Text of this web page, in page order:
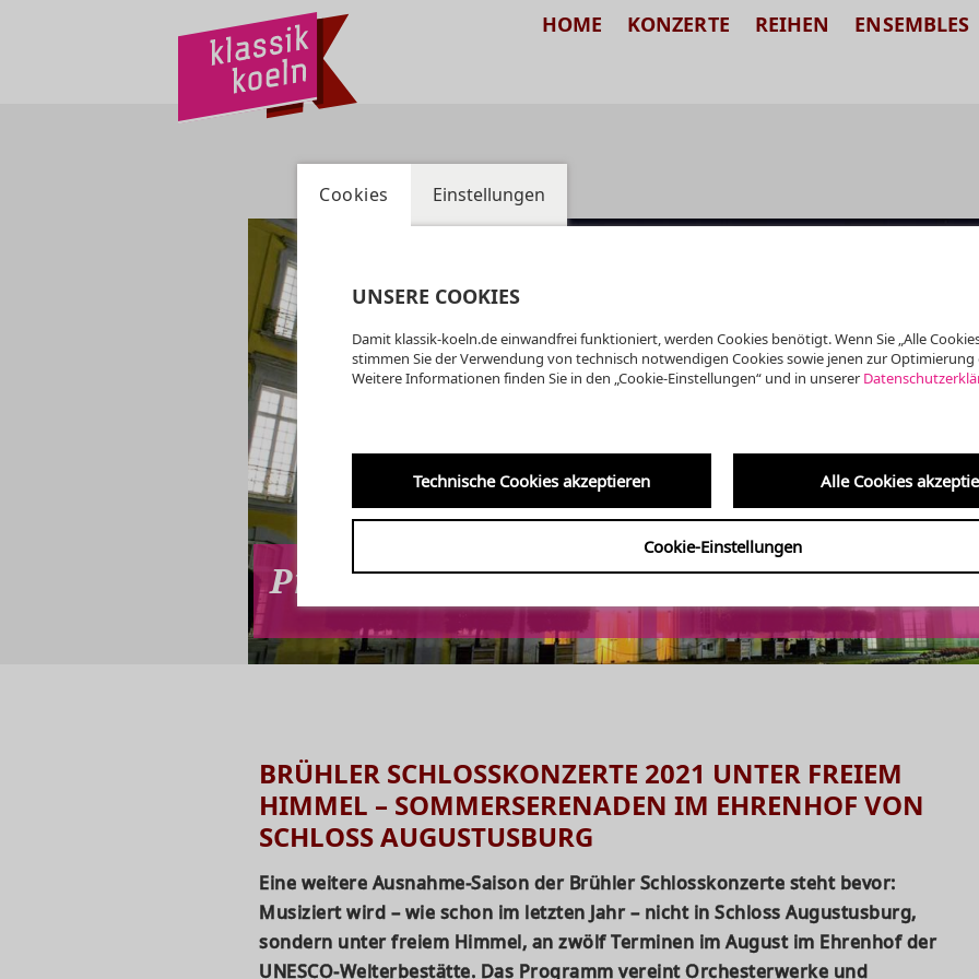
HOME KONZERTE REIHEN ENSEMBLES
Programm der Brühler Schlosskonzerte
BRÜHLER SCHLOSSKONZERTE 2021 UNTER FREIEM
HIMMEL – SOMMERSERENADEN IM EHRENHOF VON
SCHLOSS AUGUSTUSBURG
Eine weitere Ausnahme-Saison der Brühler Schlosskonzerte steht bevor:
Musiziert wird – wie schon im letzten Jahr – nicht in Schloss Augustusburg,
sondern unter freiem Himmel, an zwölf Terminen im August im Ehrenhof der
UNESCO-Welterbestätte. Das Programm vereint Orchesterwerke und
Cookies Einstellungen
UNSERE COOKIES
Damit klassik-koeln.de einwandfrei funktioniert, werden Cookies benötigt. Wenn Sie „Alle
stimmen Sie der Verwendung von technisch notwendigen Cookies sowie jenen zur Optimierung
Weitere Informationen finden Sie in den „Cookie-Einstellungen“ und in unserer
Technische Cookies akzeptieren Alle Cookies
Cookie-Einstellungen